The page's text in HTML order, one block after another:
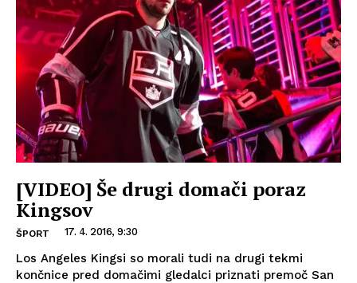
[VIDEO] Še drugi domači poraz
Kingsov
ŠPORT 17. 4. 2016, 9:30
Los Angeles Kingsi so morali tudi na drugi tekmi
končnice pred domačimi gledalci priznati premoč San